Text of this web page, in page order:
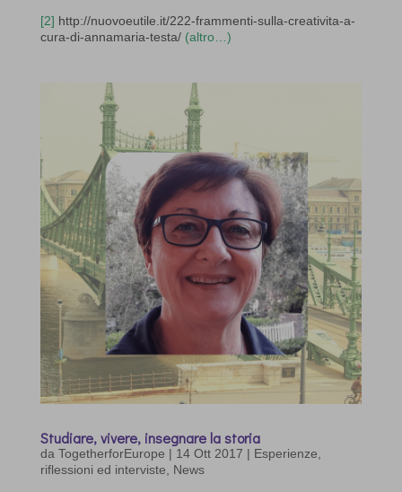
[2] http://nuovoeutile.it/222-frammenti-sulla-creativita-a-
cura-di-annamaria-testa/ (altro…)
Studiare, vivere, insegnare la storia
da TogetherforEurope | 14 Ott 2017 | Esperienze,
riflessioni ed interviste
News